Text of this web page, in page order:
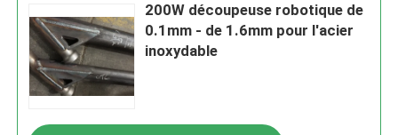
200W découpeuse robotique de
0.1mm - de 1.6mm pour l'acier
inoxydable